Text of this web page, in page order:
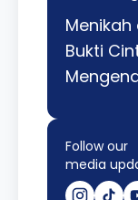
Bukti
Follow our
media